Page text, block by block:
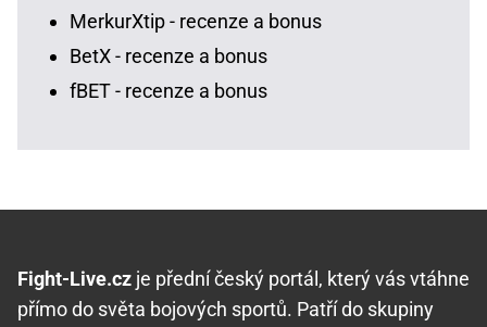
MerkurXtip - recenze a bonus
BetX - recenze a bonus
fBET - recenze a bonus
Fight-Live.cz je přední český portál, který vás vtáhne
přímo do světa bojových sportů. Patří do skupiny